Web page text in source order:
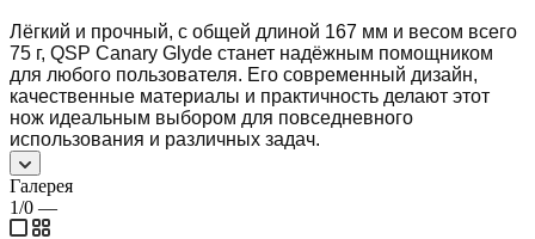
Лёгкий и прочный, с общей длиной 167 мм и весом всего
75 г, QSP Canary Glyde станет надёжным помощником
для любого пользователя. Его современный дизайн,
качественные материалы и практичность делают этот
нож идеальным выбором для повседневного
использования и различных задач.
Галерея
1/0 —